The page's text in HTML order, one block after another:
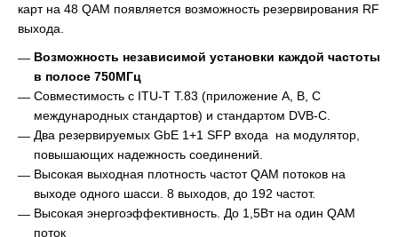
карт на 48 QAM появляется возможность резервирования RF
выхода.
Возможность независимой установки каждой частоты
в полосе 750МГц
Совместимость с ITU-T T.83 (приложение A, B, C
международных стандартов) и стандартом DVB-C.
Два резервируемых GbE 1+1 SFP входа на модулятор,
повышающих надежность соединений.
Высокая выходная плотность частот QAM потоков на
выходе одного шасси. 8 выходов, до 192 частот.
Высокая энергоэффективность. До 1,5Вт на один QAM
поток